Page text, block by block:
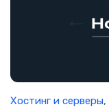
Хостинг и серверы,